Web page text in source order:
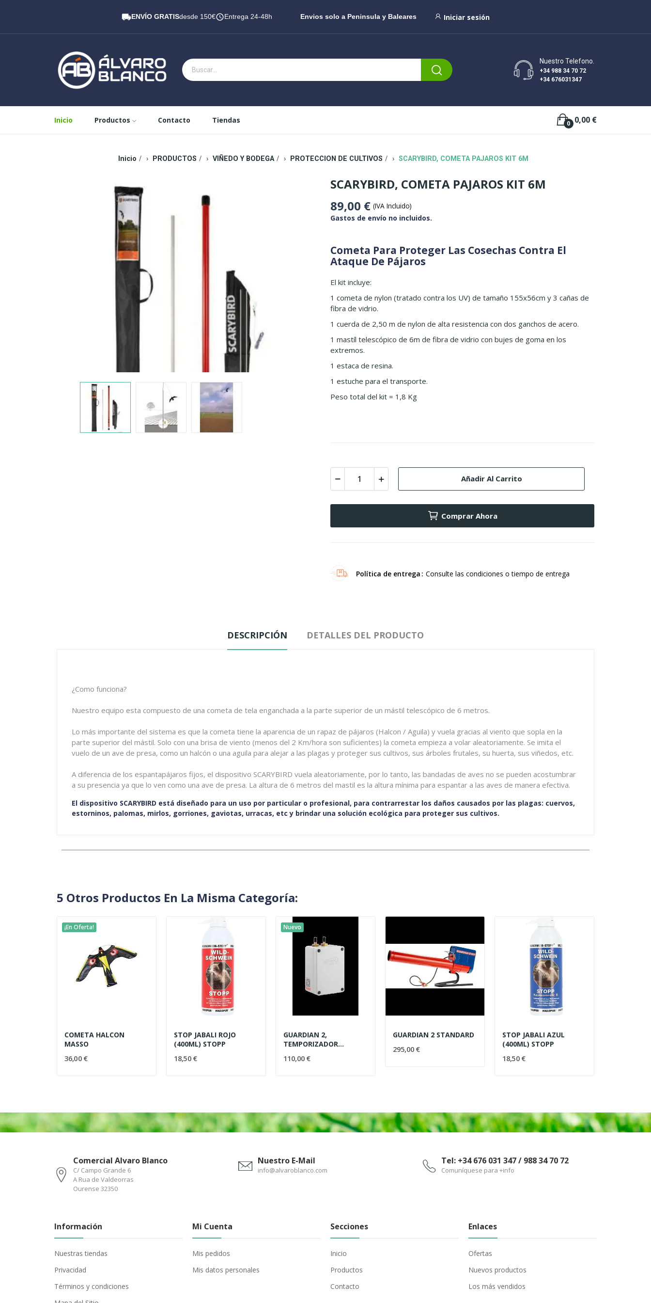
ENVÍO GRATISdesde 150€ Entrega 24-48h Envios solo a Peninsula y Baleares Iniciar sesión
Nuestro Telefono.
+34 988 34 70 72
+34 676031347
Inicio Productos Contacto Tiendas 0,00 €
0
Inicio PRODUCTOS VIÑEDO Y BODEGA PROTECCION DE CULTIVOS SCARYBIRD, COMETA PAJAROS KIT 6M
SCARYBIRD, COMETA PAJAROS KIT 6M
89,00 € (IVA Incluido)
Gastos de envío no incluidos.
Cometa Para Proteger Las Cosechas Contra El
Ataque De Pájaros
El kit incluye:
1 cometa de nylon (tratado contra los UV) de tamaño 155x56cm y 3 cañas de
fibra de vidrio.
1 cuerda de 2,50 m de nylon de alta resistencia con dos ganchos de acero.
1 mastíl telescópico de 6m de fibra de vidrio con bujes de goma en los
extremos.
1 estaca de resina.
1 estuche para el transporte.
Peso total del kit = 1,8 Kg
Añadir Al Carrito
Comprar Ahora
Política de entrega Consulte las condiciones o tiempo de entrega
DESCRIPCIÓN DETALLES DEL PRODUCTO
¿Como funciona?
Nuestro equipo esta compuesto de una cometa de tela enganchada a la parte superior de un mástil telescópico de 6 metros.
Lo más importante del sistema es que la cometa tiene la aparencia de un rapaz de pájaros (Halcon / Aguila) y vuela gracias al viento que sopla en la
parte superior del mástil. Solo con una brisa de viento (menos del 2 Km/hora son suficientes) la cometa empieza a volar aleatoriamente. Se imita el
vuelo de un ave de presa, como un halcón o una aguila para alejar a las plagas y proteger sus cultivos, sus árboles frutales, su huerta, sus viñedos, etc.
A diferencia de los espantapájaros fijos, el dispositivo SCARYBIRD vuela aleatoriamente, por lo tanto, las bandadas de aves no se pueden acostumbrar
a su presencia ya que lo ven como una ave de presa. La altura de 6 metros del mastil es la altura mínima para espantar a las aves de manera efectiva.
El dispositivo SCARYBIRD está diseñado para un uso por particular o profesional, para contrarrestar los daños causados por las plagas: cuervos,
estorninos, palomas, mirlos, gorriones, gaviotas, urracas, etc y brindar una solución ecológica para proteger sus cultivos.
5 Otros Productos En La Misma Categoría:
¡En Oferta!
COMETA HALCON
MASSO
36,00 €
STOP JABALI ROJO
(400ML) STOPP
18,50 €
Nuevo
GUARDIAN 2,
TEMPORIZADOR
110,00 €
GUARDIAN 2 STANDARD
295,00 €
STOP JABALI AZUL
(400ML) STOPP
18,50 €
Comercial Alvaro Blanco
C/ Campo Grande 6
A Rua de Valdeorras
Ourense 32350
Nuestro E-Mail
info@alvaroblanco.com
Tel: +34 676 031 347 / 988 34 70 72
Comuníquese para +info
Información
Nuestras tiendas
Privacidad
Términos y condiciones
Mi Cuenta
Mis pedidos
Mis datos personales
Secciones
Inicio
Productos
Contacto
Enlaces
Ofertas
Nuevos productos
Los más vendidos